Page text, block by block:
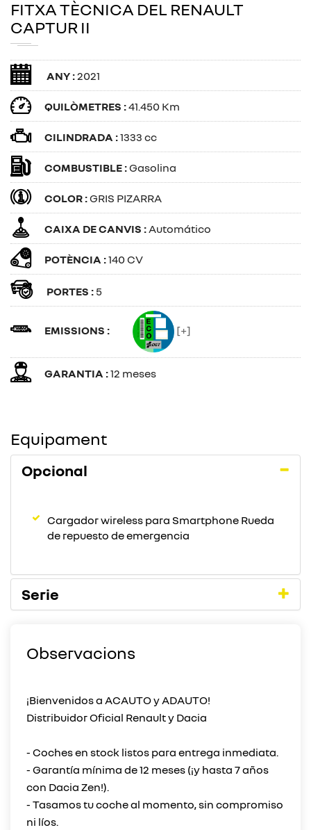
FITXA TÈCNICA DEL RENAULT
CAPTUR II
ANY :2021
QUILÒMETRES :41.450 Km
CILINDRADA :1333 cc
COMBUSTIBLE :Gasolina
COLOR :GRIS PIZARRA
CAIXA DE CANVIS :Automático
POTÈNCIA :140 CV
PORTES : 5
EMISSIONS : [+]
GARANTIA :12 meses
Equipament
Opcional
Cargador wireless para Smartphone Rueda
de repuesto de emergencia
Serie
Observacions
¡Bienvenidos a ACAUTO y ADAUTO!
Distribuidor Oficial Renault y Dacia
- Coches en stock listos para entrega inmediata.
- Garantía mínima de 12 meses (¡y hasta 7 años
con Dacia Zen!).
- Tasamos tu coche al momento, sin compromiso
ni líos.